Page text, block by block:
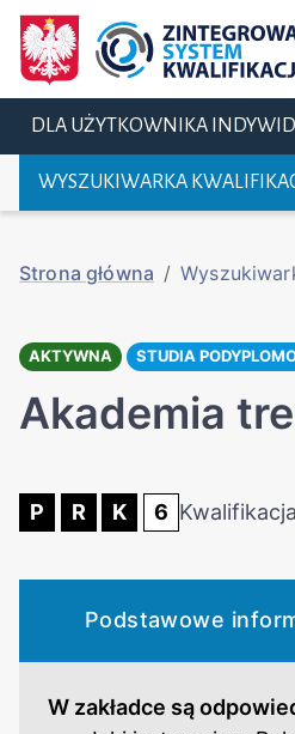
DLA UŻYTKOWNIKA
WYSZUKIWARKA